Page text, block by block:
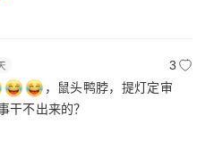
3
，鼠头鸭脖，提灯定审
干不出来的？